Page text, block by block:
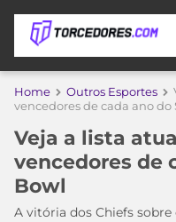
APOSTAS
DE
APOSTA
MELHORES
COPA
DO
MUNDO
Home Outros Esportes
vencedores de cada ano do
Veja a lista
vencedores de
Bowl
A vitória dos Chiefs sobre
Acesse o perfil
no Twitter